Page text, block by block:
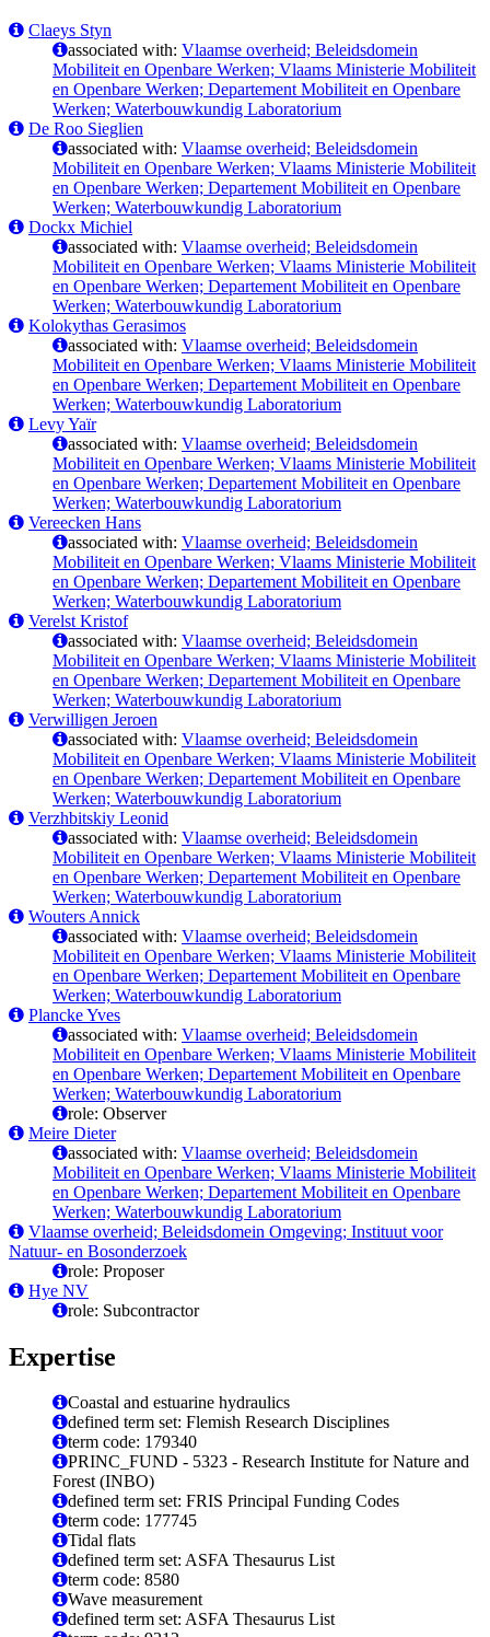
Claeys Styn
associated with: Vlaamse overheid; Beleidsdomein
Mobiliteit en Openbare Werken; Vlaams Ministerie Mobiliteit
en Openbare Werken; Departement Mobiliteit en Openbare
Werken; Waterbouwkundig Laboratorium
De Roo Sieglien
associated with: Vlaamse overheid; Beleidsdomein
Mobiliteit en Openbare Werken; Vlaams Ministerie Mobiliteit
en Openbare Werken; Departement Mobiliteit en Openbare
Werken; Waterbouwkundig Laboratorium
Dockx Michiel
associated with: Vlaamse overheid; Beleidsdomein
Mobiliteit en Openbare Werken; Vlaams Ministerie Mobiliteit
en Openbare Werken; Departement Mobiliteit en Openbare
Werken; Waterbouwkundig Laboratorium
Kolokythas Gerasimos
associated with: Vlaamse overheid; Beleidsdomein
Mobiliteit en Openbare Werken; Vlaams Ministerie Mobiliteit
en Openbare Werken; Departement Mobiliteit en Openbare
Werken; Waterbouwkundig Laboratorium
Levy Yaïr
associated with: Vlaamse overheid; Beleidsdomein
Mobiliteit en Openbare Werken; Vlaams Ministerie Mobiliteit
en Openbare Werken; Departement Mobiliteit en Openbare
Werken; Waterbouwkundig Laboratorium
Vereecken Hans
associated with: Vlaamse overheid; Beleidsdomein
Mobiliteit en Openbare Werken; Vlaams Ministerie Mobiliteit
en Openbare Werken; Departement Mobiliteit en Openbare
Werken; Waterbouwkundig Laboratorium
Verelst Kristof
associated with: Vlaamse overheid; Beleidsdomein
Mobiliteit en Openbare Werken; Vlaams Ministerie Mobiliteit
en Openbare Werken; Departement Mobiliteit en Openbare
Werken; Waterbouwkundig Laboratorium
Verwilligen Jeroen
associated with: Vlaamse overheid; Beleidsdomein
Mobiliteit en Openbare Werken; Vlaams Ministerie Mobiliteit
en Openbare Werken; Departement Mobiliteit en Openbare
Werken; Waterbouwkundig Laboratorium
Verzhbitskiy Leonid
associated with: Vlaamse overheid; Beleidsdomein
Mobiliteit en Openbare Werken; Vlaams Ministerie Mobiliteit
en Openbare Werken; Departement Mobiliteit en Openbare
Werken; Waterbouwkundig Laboratorium
Wouters Annick
associated with: Vlaamse overheid; Beleidsdomein
Mobiliteit en Openbare Werken; Vlaams Ministerie Mobiliteit
en Openbare Werken; Departement Mobiliteit en Openbare
Werken; Waterbouwkundig Laboratorium
Plancke Yves
associated with: Vlaamse overheid; Beleidsdomein
Mobiliteit en Openbare Werken; Vlaams Ministerie Mobiliteit
en Openbare Werken; Departement Mobiliteit en Openbare
Werken; Waterbouwkundig Laboratorium
role: Observer
Meire Dieter
associated with: Vlaamse overheid; Beleidsdomein
Mobiliteit en Openbare Werken; Vlaams Ministerie Mobiliteit
en Openbare Werken; Departement Mobiliteit en Openbare
Werken; Waterbouwkundig Laboratorium
Vlaamse overheid; Beleidsdomein Omgeving; Instituut voor
Natuur- en Bosonderzoek
role: Proposer
Hye NV
role: Subcontractor
Expertise
Coastal and estuarine hydraulics
defined term set: Flemish Research Disciplines
term code: 179340
PRINC_FUND - 5323 - Research Institute for Nature and
Forest (INBO)
defined term set: FRIS Principal Funding Codes
term code: 177745
Tidal flats
defined term set: ASFA Thesaurus List
term code: 8580
Wave measurement
defined term set: ASFA Thesaurus List